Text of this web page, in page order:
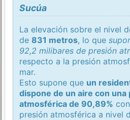
Sucúa
La elevación sobre el nivel
de831 metros, lo que
92,2 milibares de presión
respecto a la presión
mar.
Esto supone que un
dispone de un aire con una
atmosférica de 90,89%
presión atmosférica a nivel